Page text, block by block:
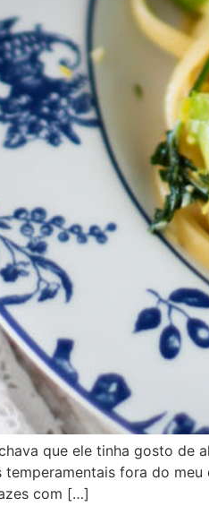
que ele tinha gosto
fora do
com […]